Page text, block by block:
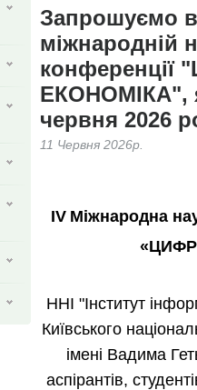
Запрошуємо
міжнародній
ЕКОНОМІКА",
червня 2026
11 Червня 2026р.
ІV Міжнародна
ННІ "Інститут
Київського
імені Вадима
аспірантів,